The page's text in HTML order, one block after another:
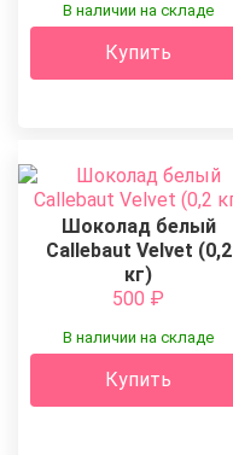
В наличии на складе
Купить
Шоколад белый
Callebaut Velvet (0,2
кг)
500 ₽
В наличии на складе
Купить